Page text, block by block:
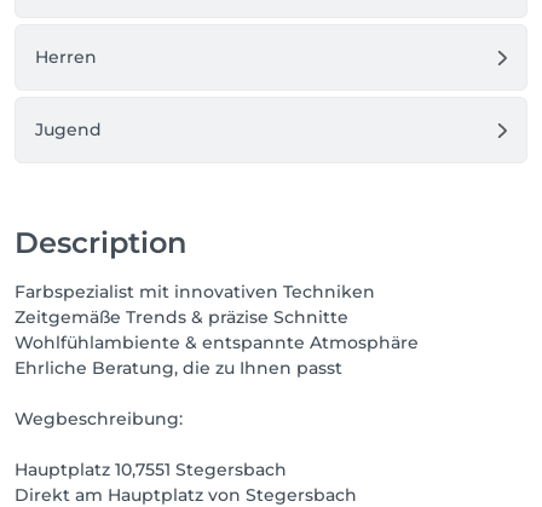
Herren
Jugend
Description
Farbspezialist mit innovativen Techniken
Zeitgemäße Trends & präzise Schnitte
Wohlfühlambiente & entspannte Atmosphäre
Ehrliche Beratung, die zu Ihnen passt
Wegbeschreibung:
Hauptplatz 10,7551 Stegersbach
Direkt am Hauptplatz von Stegersbach